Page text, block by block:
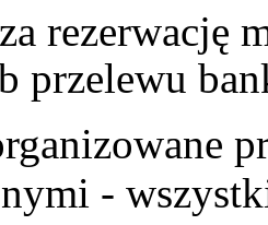
rezerwację
przelewu
-